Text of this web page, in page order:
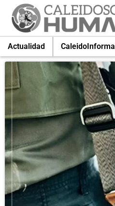
Actualidad CaleidoInforma